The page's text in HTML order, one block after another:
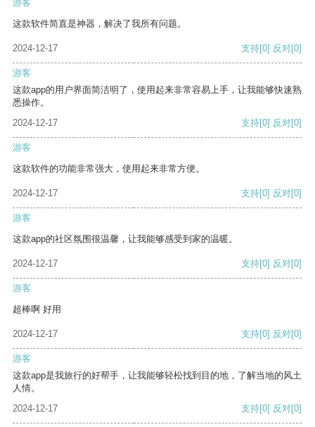
游客
这款软件简直是神器，解决了我所有问题。
2024-12-17 支持[0] 反对[0]
游客
这款app的用户界面简洁明了，使用起来非常容易上手，让我能够快速熟
悉操作。
2024-12-17
支持[0] 反对[0]
游客
这款软件的功能非常强大，使用起来非常方便。
2024-12-17 支持[0] 反对[0]
游客
这款app的社区氛围很温馨，让我能够感受到家的温暖。
2024-12-17 支持[0] 反对[0]
游客
超棒啊 好用
2024-12-17 支持[0] 反对[0]
游客
这款app是我旅行的好帮手，让我能够轻松找到目的地，了解当地的风土
人情。
2024-12-17
支持[0] 反对[0]